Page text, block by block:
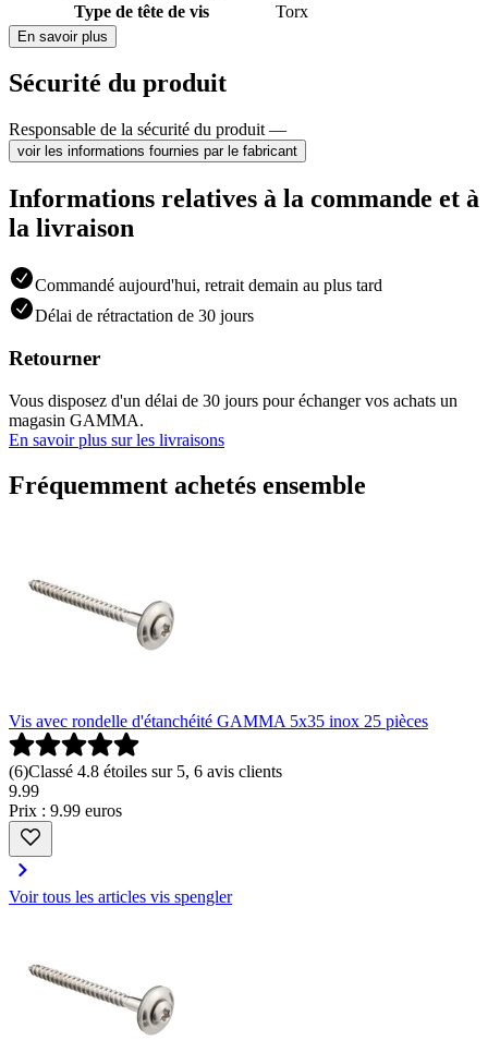
Type de tête de vis
Torx
En savoir plus
Sécurité du produit
Responsable de la sécurité du produit —
voir les informations fournies par le fabricant
Informations relatives à la commande et à
la livraison
Commandé aujourd'hui, retrait demain au plus tard
Délai de rétractation de 30 jours
Retourner
Vous disposez d'un délai de 30 jours pour échanger vos achats un
magasin GAMMA.
En savoir plus sur les livraisons
Fréquemment achetés ensemble
Vis avec rondelle d'étanchéité GAMMA 5x35 inox 25 pièces
(6)Classé 4.8 étoiles sur 5, 6 avis clients
9.99
Prix : 9.99 euros
Voir tous les articles vis spengler